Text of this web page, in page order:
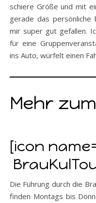
schiere Größe und mit
gerade das
mir super gut gefallen.
für eine
ins Auto, würfelt einen
Mehr
[icon
Die Führung durch die
finden Montags bis